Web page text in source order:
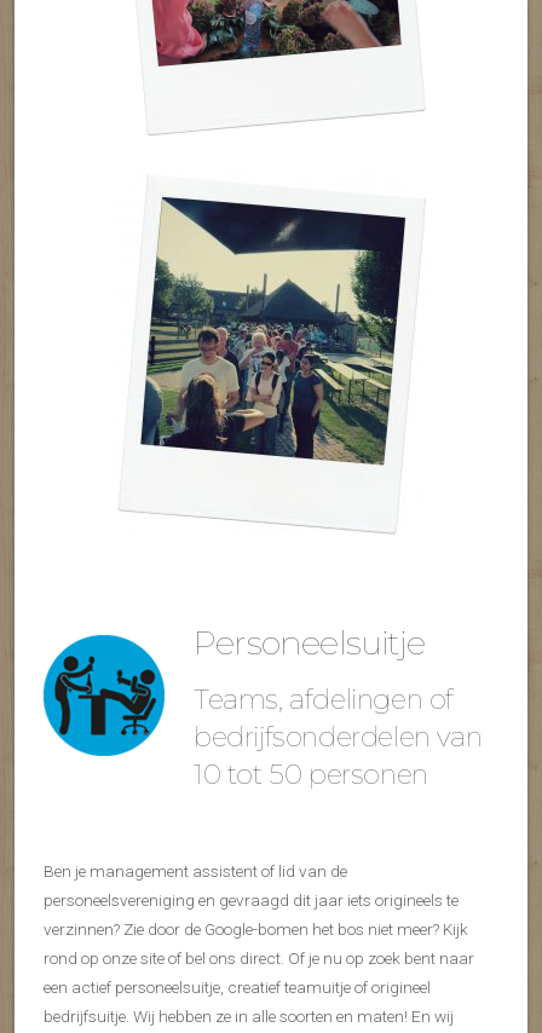
Personeelsuitje
Teams, afdelingen of
bedrijfsonderdelen van
10 tot 50 personen
Ben je management assistent of lid van de
personeelsvereniging en gevraagd dit jaar iets origineels te
verzinnen? Zie door de Google-bomen het bos niet meer? Kijk
rond op onze site of bel ons direct. Of je nu op zoek bent naar
een actief personeelsuitje, creatief teamuitje of origineel
bedrijfsuitje. Wij hebben ze in alle soorten en maten! En wij